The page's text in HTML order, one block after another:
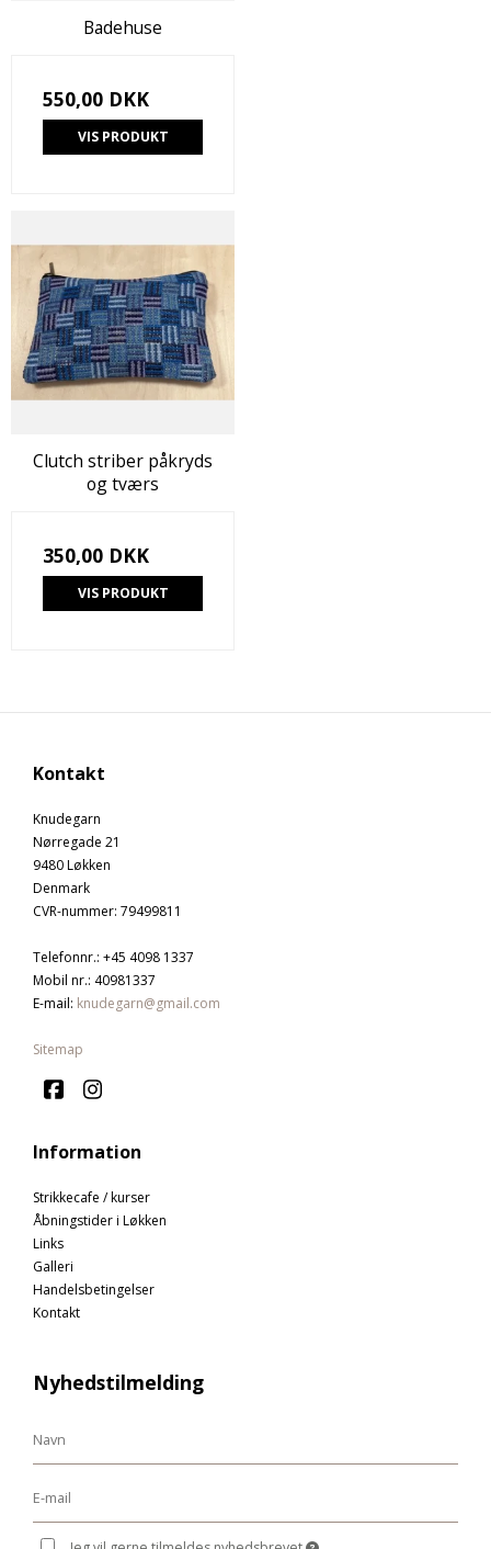
Badehuse
550,00 DKK
VIS PRODUKT
Clutch striber påkryds
og tværs
350,00 DKK
VIS PRODUKT
Kontakt
Knudegarn
Nørregade 21
9480 Løkken
Denmark
CVR-nummer: 79499811
Telefonnr.: +45 4098 1337
Mobil nr.: 40981337
E-mail: knudegarn@gmail.com
Sitemap
Information
Strikkecafe / kurser
Åbningstider i Løkken
Links
Galleri
Handelsbetingelser
Kontakt
Nyhedstilmelding